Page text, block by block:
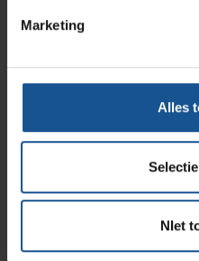
Marketing
Alles
NIet
Hoogte
330